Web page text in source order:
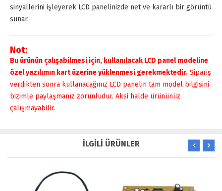
sinyallerini işleyerek LCD panelinizde net ve kararlı bir görüntü
sunar.
Not:
Bu ürünün çalışabilmesi için, kullanılacak LCD panel modeline
özel yazılımın kart üzerine yüklenmesi gerekmektedir. Sipariş
verdikten sonra kullanacağınız LCD panelin tam model bilgisini
bizimle paylaşmanız zorunludur. Aksi halde ürününüz
çalışmayabilir.
İLGİLİ ÜRÜNLER